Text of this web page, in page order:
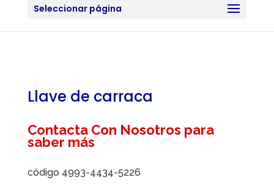
Seleccionar página
Llave de carraca
Contacta Con Nosotros para
saber más
código 4993-4434-5226